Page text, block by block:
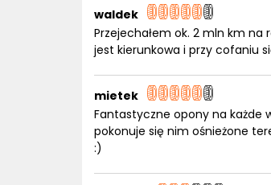
waldek
Przejechałem ok. 2 mln km
jest kierunkowa i przy cofaniu
mietek
Fantastyczne opony na każde
pokonuje się nim ośnieżone
:)